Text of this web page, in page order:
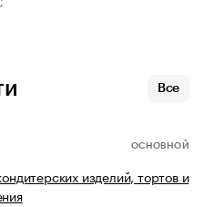
Все
ОСНОВНОЙ
изделий, тортов и